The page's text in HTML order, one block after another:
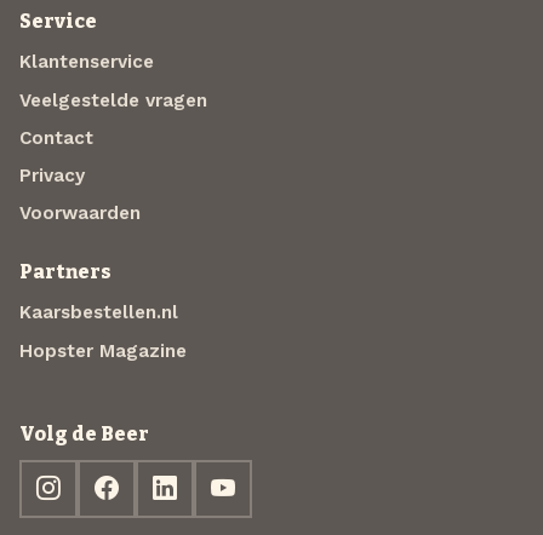
Service
Klantenservice
Veelgestelde vragen
Contact
Privacy
Voorwaarden
Partners
Kaarsbestellen.nl
Hopster Magazine
Volg de Beer